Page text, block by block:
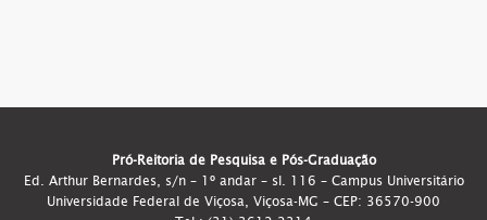
Pró-Reitoria de Pesquisa e Pós-Graduação
Ed. Arthur Bernardes, s/n – 1º andar – sl. 116 – Campus Universitário
Universidade Federal de Viçosa, Viçosa-MG – CEP: 36570-900